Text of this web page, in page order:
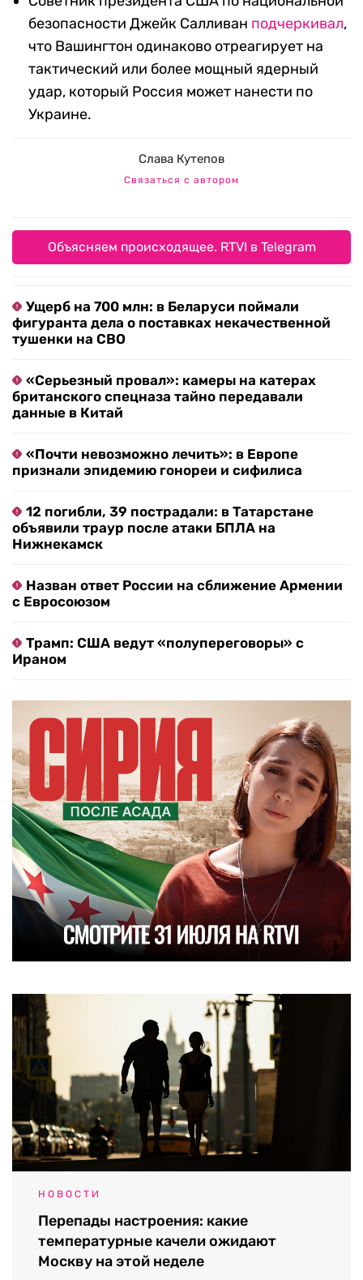
безопасности Джейк Салливан подчеркивал,
что Вашингтон одинаково отреагирует на
тактический или более мощный ядерный
удар, который Россия может нанести по
Украине.
Слава Кутепов
Связаться с автором
Объясняем происходящее. RTVI в Telegram
Ущерб на 700 млн: в Беларуси поймали
фигуранта дела о поставках некачественной
тушенки на СВО
«Серьезный провал»: камеры на катерах
британского спецназа тайно передавали
данные в Китай
«Почти невозможно лечить»: в Европе
признали эпидемию гонореи и сифилиса
12 погибли, 39 пострадали: в Татарстане
объявили траур после атаки БПЛА на
Нижнекамск
Назван ответ России на сближение Армении
с Евросоюзом
Трамп: США ведут «полупереговоры» с
Ираном
НОВОСТИ
Перепады настроения: какие
температурные качели ожидают
Москву на этой неделе